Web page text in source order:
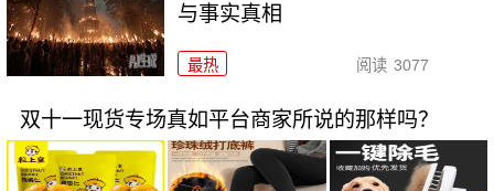
与事实真相
最热 阅读 3077
双十一现货专场真如平台商家所说的那样吗？